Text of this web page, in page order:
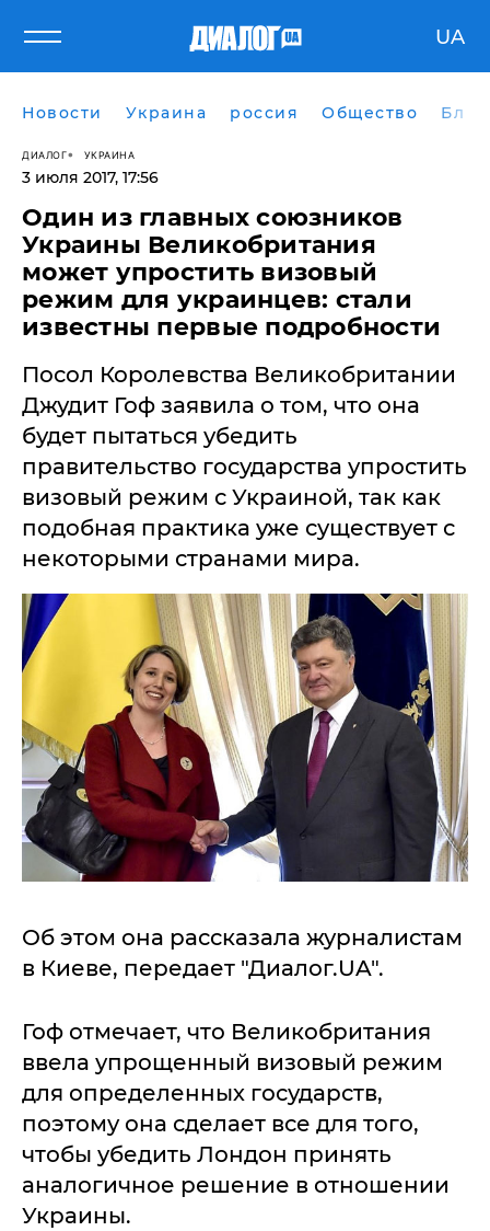
UA
Новости Украина россия Общество
ДИАЛОГ УКРАИНА
3 июля 2017, 17:56
Один из главных союзников
Украины Великобритания
может упростить визовый
режим для украинцев: стали
известны первые подробности
Посол Королевства Великобритании
Джудит Гоф заявила о том, что она
будет пытаться убедить
правительство государства упростить
визовый режим с Украиной, так как
подобная практика уже существует с
некоторыми странами мира.
Об этом она рассказала журналистам
в Киеве, передает "Диалог.UA".
Гоф отмечает, что Великобритания
ввела упрощенный визовый режим
для определенных государств,
поэтому она сделает все для того,
чтобы убедить Лондон принять
аналогичное решение в отношении
Украины.